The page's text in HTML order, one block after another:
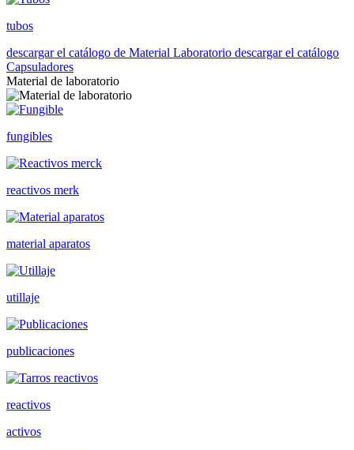
tubos
descargar el catálogo de Material Laboratorio descargar el catálogo
Capsuladores
Material de laboratorio
fungibles
reactivos merk
material aparatos
utillaje
publicaciones
reactivos
activos